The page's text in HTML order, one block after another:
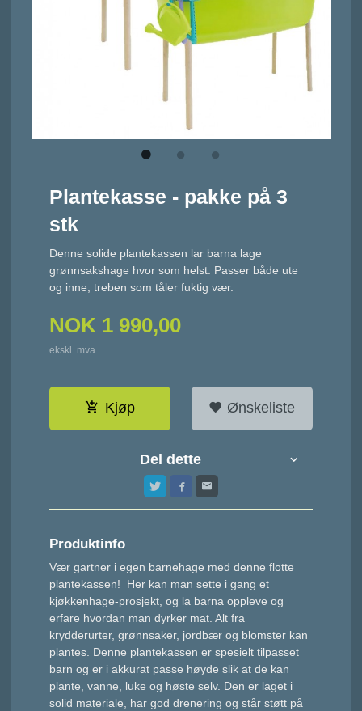
Plantekasse - pakke på 3
stk
Denne solide plantekassen lar barna lage
grønnsakshage hvor som helst. Passer både ute
og inne, treben som tåler fuktig vær.
NOK 1 990,00
ekskl. mva.
Kjøp Ønskeliste
Del dette
Produktinfo
Vær gartner i egen barnehage med denne flotte
plantekassen! Her kan man sette i gang et
kjøkkenhage-prosjekt, og la barna oppleve og
erfare hvordan man dyrker mat. Alt fra
krydderurter, grønnsaker, jordbær og blomster kan
plantes. Denne plantekassen er spesielt tilpasset
barn og er i akkurat passe høyde slik at de kan
plante, vanne, luke og høste selv. Den er laget i
solid materiale, har god drenering og står støtt på